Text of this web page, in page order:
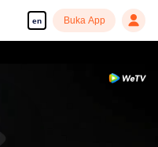
en Buka App